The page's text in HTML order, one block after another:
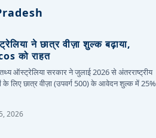
ने छात्र वीज़ा शुल्क बढ़ाया,
को राहत
ऑस्ट्रेलिया सरकार ने जुलाई 2026 से अंतरराष्ट्रीय
के लिए छात्र वीज़ा (उपवर्ग 500) के आवेदन शुल्क में 25%
2026